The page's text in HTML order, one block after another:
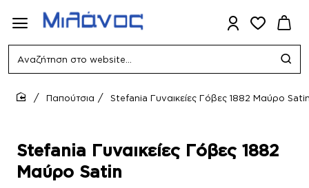
Αναζήτηση
website...
Stefania Γυναικείες Γόβες 1882
Μαύρο Satin
Παπούτσια Stefania Γυναικείες Γόβες 1882 Μαύρο